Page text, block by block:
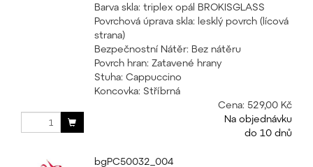
Barva skla: triplex opál BROKISGLASS
Povrchová úprava skla: lesklý povrch (lícová
strana)
Bezpečnostní Nátěr: Bez nátěru
Povrch hran: Zatavené hrany
Stuha: Cappuccino
Koncovka: Stříbrná
Cena: 529,00 Kč
Na objednávku
do 10 dnů
bgPC50032_004